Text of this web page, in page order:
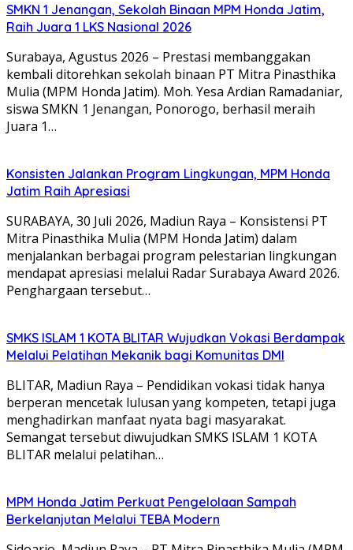
SMKN 1 Jenangan, Sekolah Binaan MPM Honda Jatim,
Raih Juara 1 LKS Nasional 2026
Surabaya, Agustus 2026 – Prestasi membanggakan
kembali ditorehkan sekolah binaan PT Mitra Pinasthika
Mulia (MPM Honda Jatim). Moh. Yesa Ardian Ramadaniar,
siswa SMKN 1 Jenangan, Ponorogo, berhasil meraih
Juara 1…
Konsisten Jalankan Program Lingkungan, MPM Honda
Jatim Raih Apresiasi
SURABAYA, 30 Juli 2026, Madiun Raya – Konsistensi PT
Mitra Pinasthika Mulia (MPM Honda Jatim) dalam
menjalankan berbagai program pelestarian lingkungan
mendapat apresiasi melalui Radar Surabaya Award 2026.
Penghargaan tersebut…
SMKS ISLAM 1 KOTA BLITAR Wujudkan Vokasi Berdampak
Melalui Pelatihan Mekanik bagi Komunitas DMI
BLITAR, Madiun Raya – Pendidikan vokasi tidak hanya
berperan mencetak lulusan yang kompeten, tetapi juga
menghadirkan manfaat nyata bagi masyarakat.
Semangat tersebut diwujudkan SMKS ISLAM 1 KOTA
BLITAR melalui pelatihan…
MPM Honda Jatim Perkuat Pengelolaan Sampah
Berkelanjutan Melalui TEBA Modern